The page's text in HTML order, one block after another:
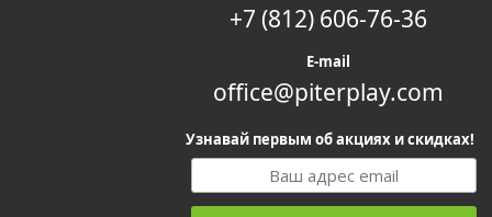
+7 (812) 606-76-36
E-mail
office@piterplay.com
Узнавай первым об акциях и скидках!